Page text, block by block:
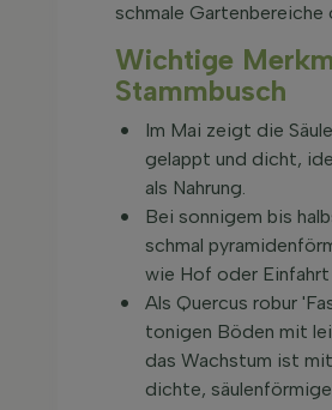
schmale
Wichtige
Stammbusch
Im Mai zeigt die
gelappt und dicht,
als Nahrung.
Bei sonnigem bis
schmal
wie Hof oder
Als Quercus robur
tonigen Böden mit
das Wachstum ist
dichte,